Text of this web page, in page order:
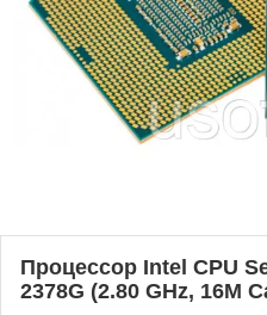
Процессор Intel CPU
2378G (2.80 GHz, 16M